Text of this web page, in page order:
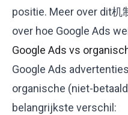
positie. Meer over dit机
over hoe Google Ads
Google Ads vs
Google Ads
organische (niet-
belangrijkste verschil: